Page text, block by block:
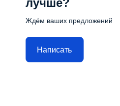
лучше?
Ждём ваших предложений
Написать